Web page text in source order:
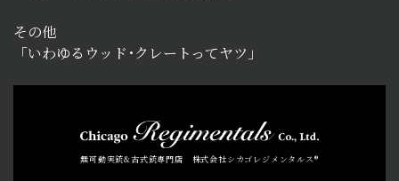
その他
「いわゆるウッド･クレートってヤツ」
無可動実銃&古式銃専門店 株式会社シカゴレジメンタルス®